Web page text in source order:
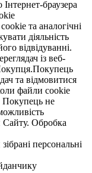
браузера
та аналогічні
діяльність
відвідуванні.
із веб-
та відмовитися
файли cookie
Покупець не
Сайту. Обробка
персональні